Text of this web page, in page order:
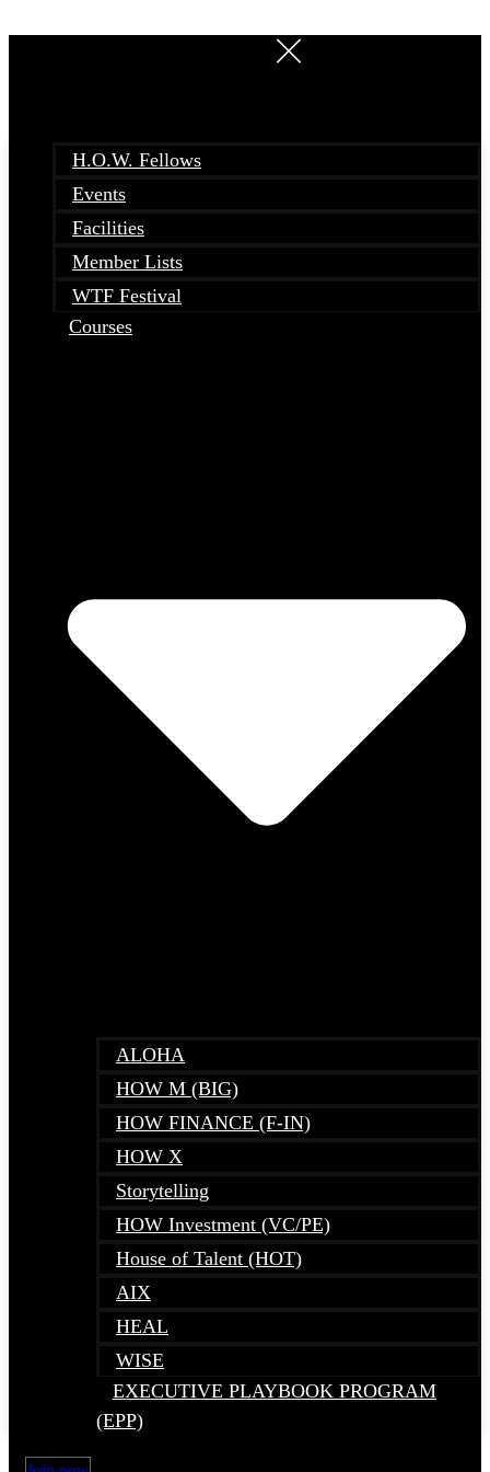
H.O.W. Fellows
Events
Facilities
Member Lists
WTF Festival
Courses
ALOHA
HOW M (BIG)
HOW FINANCE (F-IN)
HOW X
Storytelling
HOW Investment (VC/PE)
House of Talent (HOT)
AIX
HEAL
WISE
EXECUTIVE PLAYBOOK PROGRAM
(EPP)